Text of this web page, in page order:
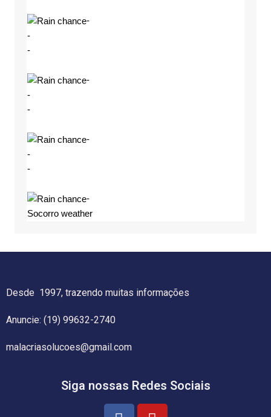
-
-
-
-
-
-
-
-
-
-
Socorro weather
Desde 1997, trazendo muitas informações
Anuncie: (19) 99632-2740
malacriasolucoes@gmail.com
Siga nossas Redes Sociais